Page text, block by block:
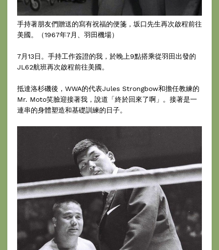
手持著朋友們贈送的寫有祝福的便箋，坂口先生再次啟程前往
美國。（1967年7月、羽田機場）
7月13日。手持工作簽證的我，於晚上9點搭乘從羽田出發的
JL62航班再次啟程前往美國。
抵達洛杉磯後，WWA的代表Jules Strongbow和擔任教練的
Mr. Moto笑臉迎接著我，說道「終於回來了啊」。接著是一
連串的身體塑造和基礎訓練的日子。